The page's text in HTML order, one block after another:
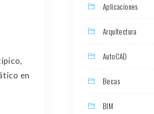
en
Aplicaciones
Arquitectura
AutoCAD
Becas
BIM